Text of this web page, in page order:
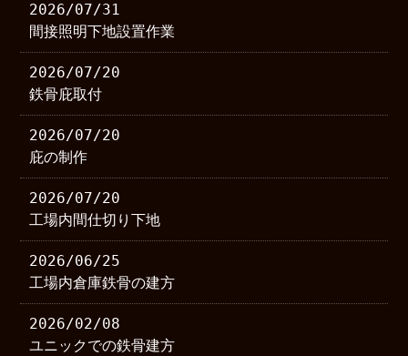
2026/07/31
間接照明下地設置作業
2026/07/20
鉄骨庇取付
2026/07/20
庇の制作
2026/07/20
工場内間仕切り下地
2026/06/25
工場内倉庫鉄骨の建方
2026/02/08
ユニックでの鉄骨建方